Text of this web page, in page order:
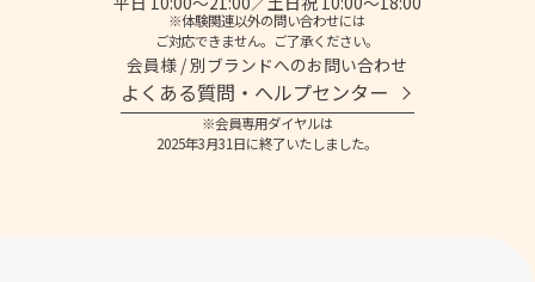
※体験関連以外の問い合わせには
ご対応できません。ご了承ください。
会員様 / 別ブランドへのお問い合わせ
よくある質問・へルプセンター
※会員専用ダイヤルは
2025年3月31日に終了いたしました。